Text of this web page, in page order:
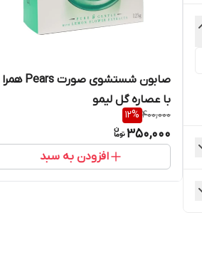
صابون شستشوی صورت Pears همرا
با عصاره گل لیمو
400,000
12%
350,000
افزودن به سبد